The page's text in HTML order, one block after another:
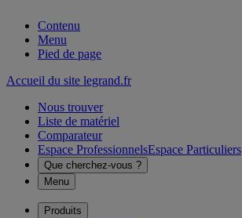
Contenu
Menu
Pied de page
Accueil du site legrand.fr
Nous trouver
Liste de matériel
Comparateur
Espace ProfessionnelsEspace Particuliers
Que cherchez-vous ?
Menu
Produits